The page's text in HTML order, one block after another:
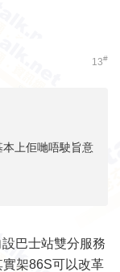
13#
上佢哋唔駛旨意
巴士站雙分服務
架86S可以改革